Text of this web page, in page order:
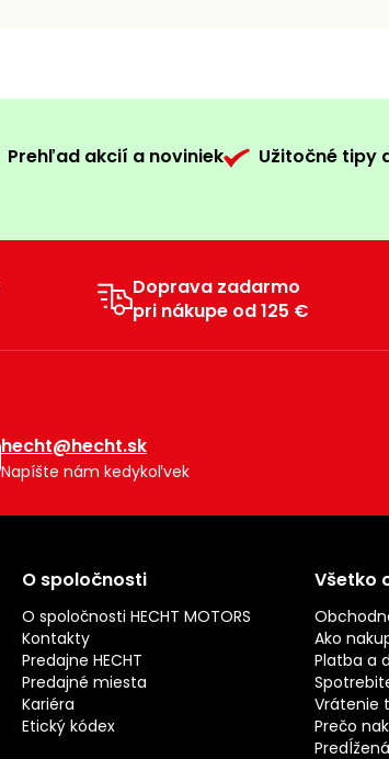
Prehľad akcií a noviniek Užitočné tipy
Doprava zadarmo
pri nákupe od 125 €
hecht@hecht.sk
Napíšte nám kedykoľvek
O spoločnosti
O spoločnosti HECHT MOTORS
Kontakty
Predajne HECHT
Predajné miesta
Kariéra
Etický kódex
Všetko
Ako
Platba a
Vrátenie
Prečo